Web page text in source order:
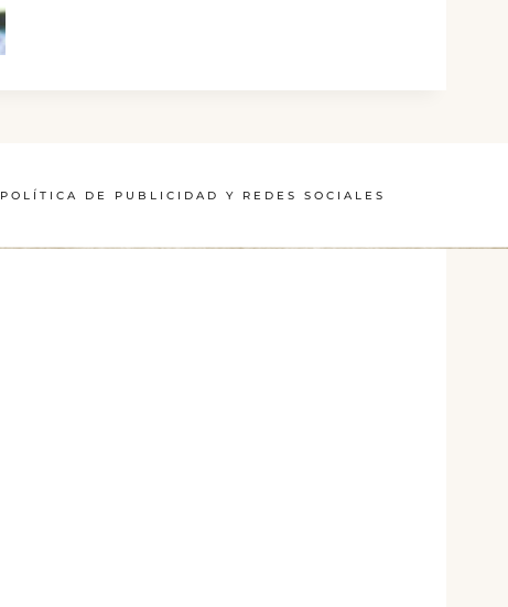
POLÍTICA DE PUBLICIDAD Y REDES SOCIALES